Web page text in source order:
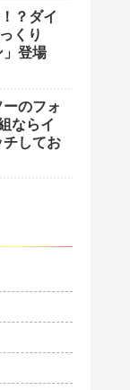
？ダイ
くり
」登場
のフォ
ならイ
チしてお